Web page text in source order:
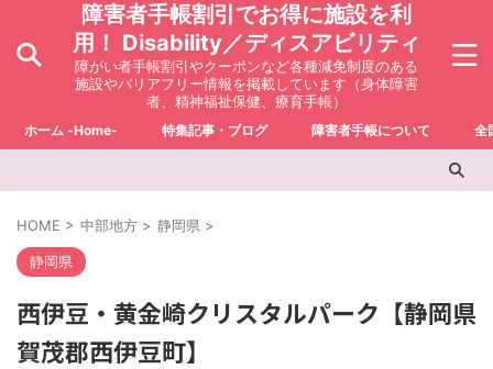
障害者手帳割引でお得に施設を利
用！ Disability／ディスアビリティ
障がい者手帳割引やクーポンなど各種減免制度のある
施設やバリアフリー情報を掲載しています（身体障害
者、精神福祉保健、療育手帳）
ホーム -Home- 特集記事・ブログ 障害者手帳について 全
HOME > 中部地方 > 静岡県 >
静岡県
西伊豆・黄金崎クリスタルパーク【静岡県
賀茂郡西伊豆町】